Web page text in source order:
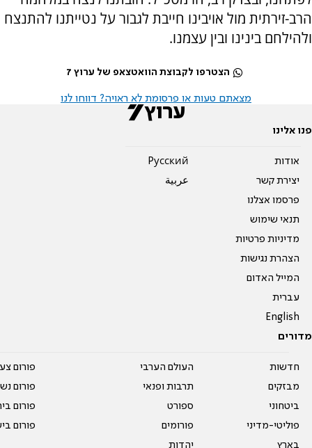
הרב-זירתית מול אויבינו חייבת לגבור על נטייתנו להתנצח
ולהילחם בינינו ובין עצמנו.
הצטרפו לקבוצת הוואטצאפ של ערוץ 7
מצאתם טעות או פרסומת לא ראויה? דווחו לנו
פנו אלינו
אודות
יצירת קשר
פרסמו אצלנו
תנאי שימוש
מדיניות פרטיות
הצהרת נגישות
המייל האדום
עברית
English
Pусский
عربية
מדורים
חדשות
מבזקים
ביטחוני
פוליטי-מדיני
בארץ
העולם הערבי
תרבות ופנאי
ספורט
פורומים
יהדות
פורום
פורום
פורום
פורום